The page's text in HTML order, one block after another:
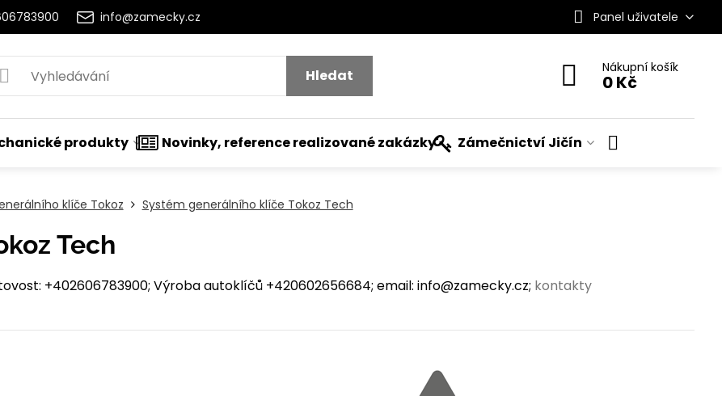
info@zamecky.cz Panel uživatele
Hledat Nákupní košík
0 Kč
produkty Novinky, reference realizované zakázky Zámečnictví Jičín
klíče Tokoz Systém generálního klíče Tokoz Tech
Tech
+402606783900; Výroba autoklíčů +420602656684; email: info@zamecky.cz; kontakty